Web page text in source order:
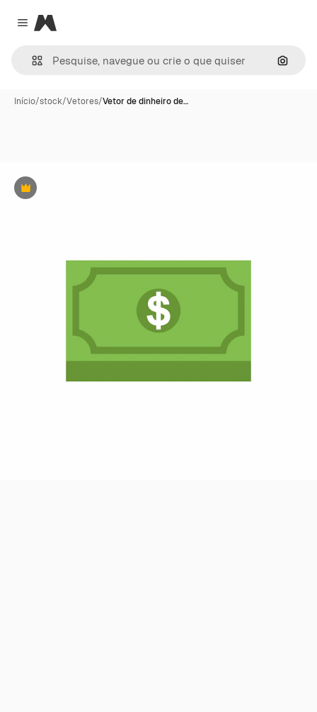
Close menu
Magnific
Início/stock/Vetores/Vetor de dinheiro de…
Premium